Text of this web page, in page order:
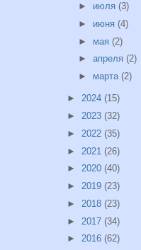
► июля (3)
► июня (4)
► мая (2)
► апреля (2)
► марта (2)
► 2024 (15)
► 2023 (32)
► 2022 (35)
► 2021 (26)
► 2020 (40)
► 2019 (23)
► 2018 (23)
► 2017 (34)
► 2016 (62)